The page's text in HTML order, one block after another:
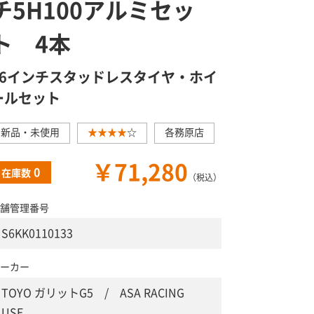
5H100アルミセッ
4本
インチスタッドレスタイヤ・ホイ
ルセット
新品・未使用 ★★★★☆ 各務原店
在庫数 0 ￥71,280 （税込）
管理番号
S6KK0110133
カー
TOYO ガリットG5 / ASA RACING